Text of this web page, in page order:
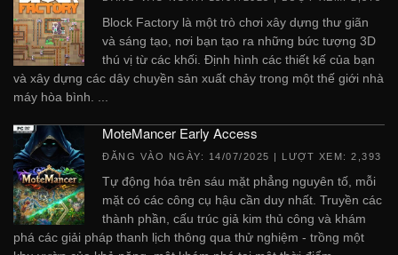
Block Factory là một trò chơi xây dựng thư giãn
và sáng tạo, nơi bạn tạo ra những bức tượng 3D
thú vị từ các khối. Định hình các thiết kế của bạn
và xây dựng các dây chuyền sản xuất chảy trong một thế giới nhà
máy hòa bình. ...
MoteMancer Early Access
ĐĂNG VÀO NGÀY: 14/07/2025 | LƯỢT XEM: 2,393
Tự động hóa trên sáu mặt phẳng nguyên tố, mỗi
mặt có các công cụ hậu cần duy nhất. Truyền các
thành phần, cấu trúc giả kim thủ công và khám
phá các giải pháp thanh lịch thông qua thử nghiệm - trồng một